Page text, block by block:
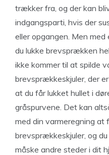
trækker fra, og der kan
indgangsparti, hvis der
eller opgangen. Men
du lukke brevsprækken
ikke kommer til at spilde
brevsprækkeskjuler, der
at du får lukket hullet i
gråspurvene. Det kan
med din varmeregning at
brevsprækkeskjuler, og
måske andre steder i dit